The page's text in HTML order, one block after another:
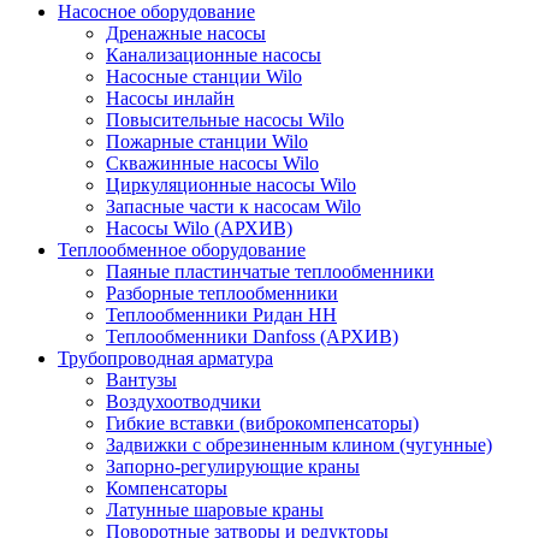
Насосное оборудование
Дренажные насосы
Канализационные насосы
Насосные станции Wilo
Насосы инлайн
Повысительные насосы Wilo
Пожарные станции Wilo
Скважинные насосы Wilo
Циркуляционные насосы Wilo
Запасные части к насосам Wilo
Насосы Wilo (АРХИВ)
Теплообменное оборудование
Паяные пластинчатые теплообменники
Разборные теплообменники
Теплообменники Ридан НН
Теплообменники Danfoss (АРХИВ)
Трубопроводная арматура
Вантузы
Воздухоотводчики
Гибкие вставки (виброкомпенсаторы)
Задвижки с обрезиненным клином (чугунные)
Запорно-регулирующие краны
Компенсаторы
Латунные шаровые краны
Поворотные затворы и редукторы